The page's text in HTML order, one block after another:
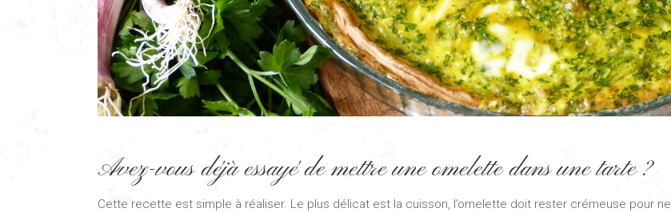
Avez-vous déjà essayé de mettre une omelette dans une tarte ?
Cette recette est simple à réaliser. Le plus délicat est la cuisson, l’omelette doit rester crémeuse pour ne